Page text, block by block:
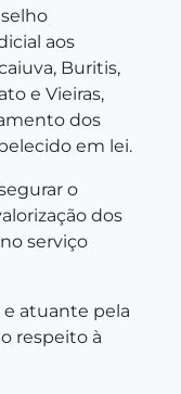
aos
Buritis,
e Vieiras,
dos
em lei.
o
dos
serviço
e atuante pela
respeito à